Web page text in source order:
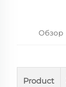
Обзор
Product